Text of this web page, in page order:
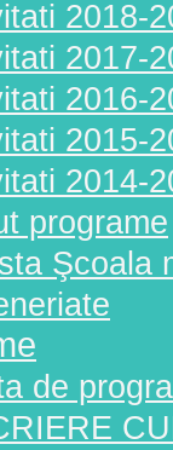
2018-
2017-
2016-
2015-
2014-
programe
Şcoala
de